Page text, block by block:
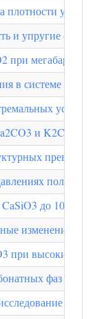
плотности
и упругие
при
в системе
и K2CO3
полный
до 100
изменения
высоких
фаз